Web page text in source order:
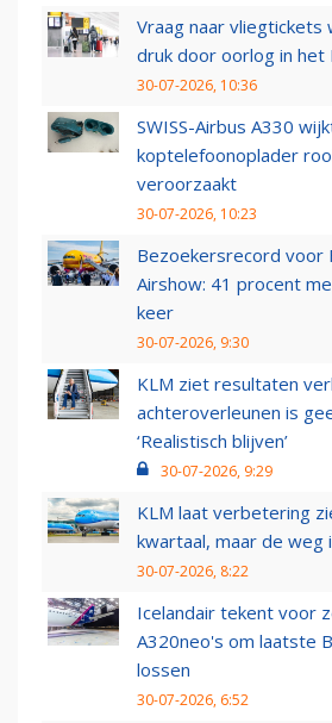
Vraag naar
druk door oorlog in het
30-07-2026, 10:36
SWISS-Airbus A330
koptelefoonoplader
veroorzaakt
30-07-2026, 10:23
Bezoekersrecord voor
Airshow: 41 procent
keer
30-07-2026, 9:30
KLM ziet resultaten
achteroverleunen is
‘Realistisch blijven’
30-07-2026, 9:29
KLM laat verbetering
kwartaal, maar de weg
30-07-2026, 8:22
Icelandair tekent voor
A320neo's om laatste
lossen
30-07-2026, 6:52